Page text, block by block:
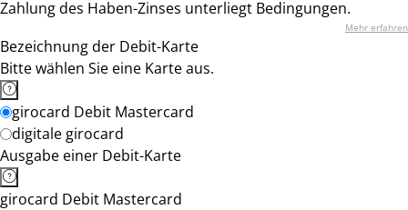
Zahlung des Haben-Zinses unterliegt Bedingungen.
Mehr erfahren
Bezeichnung der Debit-Karte
Bitte wählen Sie eine Karte aus.
girocard Debit Mastercard
digitale girocard
Ausgabe einer Debit-Karte
girocard Debit Mastercard